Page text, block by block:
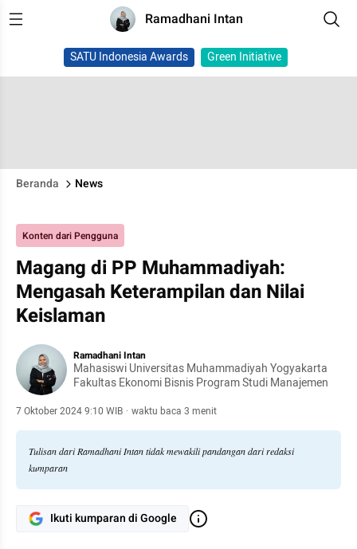
Ramadhani Intan
SATU Indonesia Awards Green Initiative
Beranda News
Konten dari Pengguna
Magang di PP Muhammadiyah:
Mengasah Keterampilan dan Nilai
Keislaman
Ramadhani Intan
Mahasiswi Universitas Muhammadiyah Yogyakarta
Fakultas Ekonomi Bisnis Program Studi Manajemen
7 Oktober 2024 9:10 WIB · waktu baca 3 menit
Tulisan dari Ramadhani Intan tidak mewakili pandangan dari redaksi
kumparan
Ikuti kumparan di Google